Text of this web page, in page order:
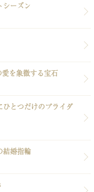
ーズン
を象徴する宝石
とつだけのブライダ
結婚指輪